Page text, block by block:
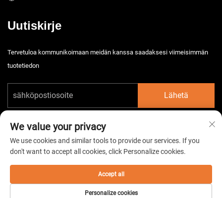
Uutiskirje
Tervetuloa kommunikoimaan meidän kanssa saadaksesi viimeisimmän
tuotetiedon
Lähetä
Kaikki oikeudet pidätetään. -
We value your privacy
We use cookies and similar tools to provide our services. If you
don't want to accept all cookies, click Personalize cookies.
Personalize cookies
Accept all